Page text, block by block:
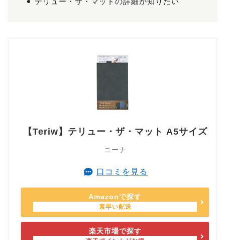
【Teriw】テリュー・ザ・マット A5サイズ
ニーナ
口コミを見る
Amazonで探す
楽天市場で探す